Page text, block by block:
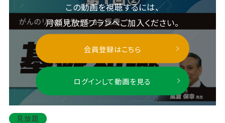
この動画を視聴するには、
月額見放題プランへご加入ください。
会員登録はこちら
ログインして動画を見る
見放題